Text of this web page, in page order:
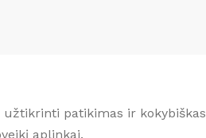
užtikrinti patikimas ir
aplinkai.